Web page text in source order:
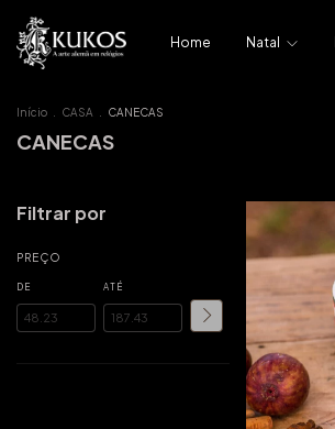
Home Natal
Início CASA CANECAS
CANECAS
Filtrar por
PREÇO
DE ATÉ